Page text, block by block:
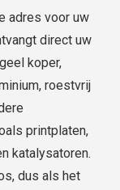
adres voor uw
direct uw
koper,
roestvrij
printplaten,
katalysatoren.
dus als het